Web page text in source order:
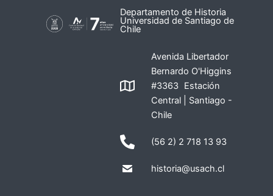
Departamento de Historia
Universidad de Santiago de
Chile
Avenida Libertador
Bernardo O'Higgins
#3363 Estación
Central | Santiago -
Chile
(56 2) 2 718 13 93
historia@usach.cl